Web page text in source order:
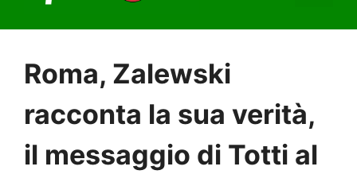
Roma, Zalewski
racconta la sua verità,
il messaggio di Totti al